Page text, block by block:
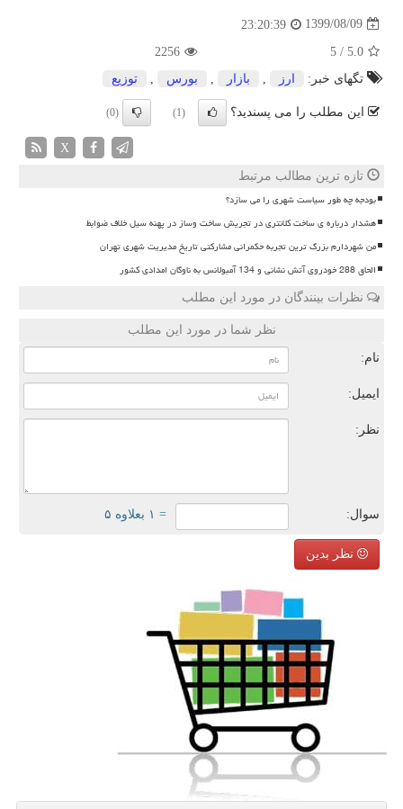
1399/08/09
23:20:39
5.0
/
5
2256
تگهای خبر:
ارز بازار بورس توزیع
این مطلب را می پسندید؟ (1)
(0)
X
تازه ترین مطالب مرتبط
بودجه چه طور سیاست شهری را می سازد؟
هشدار درباره ی ساخت کلانتری در تجریش ساخت وساز در پهنه سیل خلاف ضوابط
من شهردارم بزرگ ترین تجربه حکمرانی مشارکتی تاریخ مدیریت شهری تهران
الحاق 288 خودروی آتش نشانی و 134 آمبولانس به ناوگان امدادی کشور
نظرات بینندگان در مورد این مطلب
نظر شما در مورد این مطلب
نام:
ایمیل:
نظر:
سوال: = ۱ بعلاوه ۵
نظر بدین